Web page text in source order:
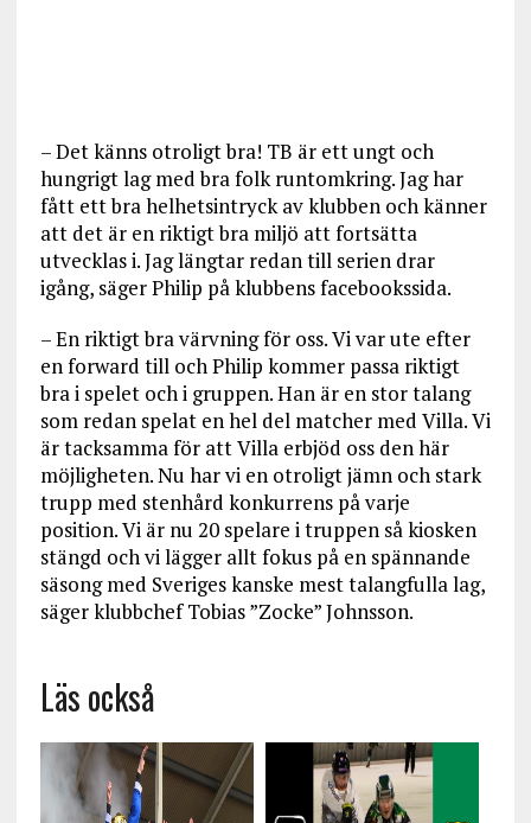
– Det känns otroligt bra! TB är ett ungt och
hungrigt lag med bra folk runtomkring. Jag har
fått ett bra helhetsintryck av klubben och känner
att det är en riktigt bra miljö att fortsätta
utvecklas i. Jag längtar redan till serien drar
igång, säger Philip på klubbens facebookssida.
– En riktigt bra värvning för oss. Vi var ute efter
en forward till och Philip kommer passa riktigt
bra i spelet och i gruppen. Han är en stor talang
som redan spelat en hel del matcher med Villa. Vi
är tacksamma för att Villa erbjöd oss den här
möjligheten. Nu har vi en otroligt jämn och stark
trupp med stenhård konkurrens på varje
position. Vi är nu 20 spelare i truppen så kiosken
stängd och vi lägger allt fokus på en spännande
säsong med Sveriges kanske mest talangfulla lag,
säger klubbchef Tobias ”Zocke” Johnsson.
Läs också